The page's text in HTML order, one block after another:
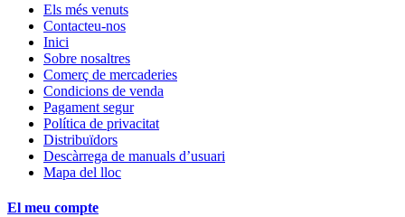
Els més venuts
Contacteu-nos
Inici
Sobre nosaltres
Comerç de mercaderies
Condicions de venda
Pagament segur
Política de privacitat
Distribuïdors
Descàrrega de manuals d’usuari
Mapa del lloc
El meu compte